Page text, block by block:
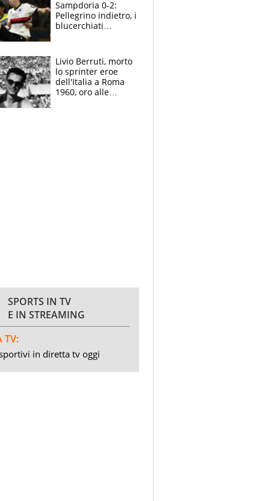
Sampdoria 0-2:
Pellegrino indietro, i
blucerchiati
Abildgaard e
Lauritsen
Livio Berruti, morto
lo sprinter eroe
dell'Italia a Roma
1960, oro alle
SPORTS IN TV
E IN STREAMING
TV:
in diretta tv oggi